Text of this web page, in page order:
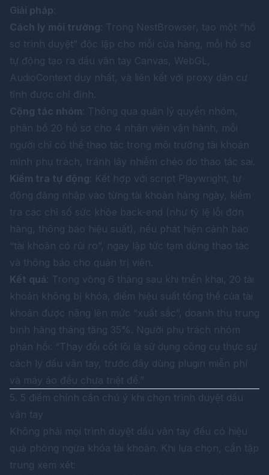
Giải pháp
Cách ly môi trường : Trong NestBrowser, tạo một “hồ
sơ trình duyệt” độc lập cho mỗi cửa hàng, mỗi hồ sơ
tự động tạo ra dấu vân tay Canvas, WebGL,
AudioContext duy nhất, và liên kết với proxy dân cư
tĩnh được chỉ định.
Cộng tác nhóm : Thông qua quản lý quyền nhóm,
phân bổ 20 hồ sơ cho 4 nhân viên vận hành, mỗi
người chỉ có thể thao tác trong môi trường tài khoản
mình phụ trách, tránh lây nhiễm chéo do thao tác sai.
Kiểm tra tự động : Kết hợp với script Playwright, tự
động đăng nhập vào từng tài khoản hàng ngày, kiểm
tra các chỉ số sức khỏe back-end (như tỷ lệ lỗi đơn
hàng, thông báo hiệu suất), nếu phát hiện cảnh báo
“tài khoản có rủi ro”, ngay lập tức tạm dừng thao tác
và thông báo cho quản trị viên.
Kết quả : Trong vòng 6 tháng sau khi triển khai, 20 tài
khoản không bị khóa, điểm hiệu suất tổng thể của tài
khoản được nâng lên mức “xuất sắc”, doanh thu trung
bình hàng tháng tăng 35%. Người phụ trách nhóm
phản hồi: “Thay đổi cốt lõi là sử dụng công cụ thực sự
cách ly dấu vân tay, trước đây dùng plugin miễn phí
và máy ảo đều chưa triệt để.”
5. 5 điểm chính cần chú ý khi chọn trình duyệt dấu
vân tay
Không phải mọi trình duyệt dấu vân tay đều có hiệu
quả phòng ngừa khóa tài khoản. Khi lựa chọn, cần tập
trung xem xét: